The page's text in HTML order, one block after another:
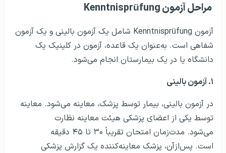
مراحل آزمون Kenntnisprüfung
آزمون Kenntnisprüfung شامل یک آزمون بالینی و یک آزمون
شفاهی است. به‌عنوان یک قاعده، آزمون در کلینیک یک
دانشگاه یا در یک بیمارستان انجام می‌شود.
۱.آزمون بالینی
در آزمون بالینی، بیمار توسط پزشک، معاینه می‌شود. معاینه
توسط یکی از اعضای پزشکی هیئت معاینه نظارت
می‌شود. مدت‌زمان امتحان تقریباً ۳۰ تا ۴۵ دقیقه
است. پس‌ازآن، پزشک معاینه‌کننده یک گزارش پزشکی